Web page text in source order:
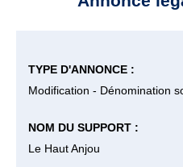
TYPE D'ANNONCE :
Modification - Dénomination
NOM DU SUPPORT :
Le Haut Anjou